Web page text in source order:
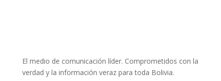
El medio de comunicación líder. Comprometidos con la
verdad y la información veraz para toda Bolivia.